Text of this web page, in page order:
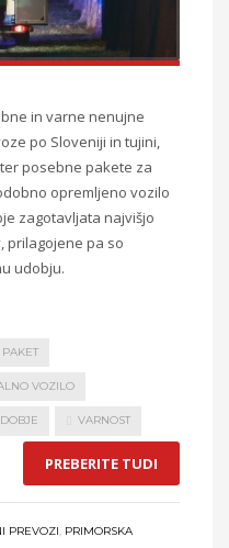
in varne nenujne
po Sloveniji in tujini,
posebne pakete za
opremljeno vozilo
zagotavljata najvišjo
prilagojene pa so
udobju.
PAKET
VOZILO
VARNOST
PREBERITE TUDI
PREVOZI, PRIMORSKA